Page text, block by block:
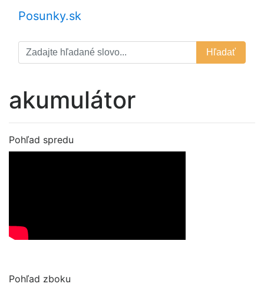
Posunky.sk
Hľadať
akumulátor
Pohľad spredu
Pohľad zboku